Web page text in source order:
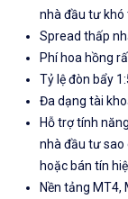
nhà đầu tư
Spread thấp
Phí hoa hồng
Tỷ lệ đòn bẩy
Đa dạng tài
Hỗ trợ tính
nhà đầu tư sao
hoặc bán tín
Nền tảng MT4,